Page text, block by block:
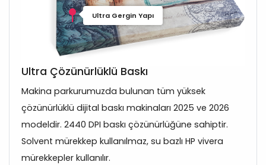
Ultra Gergin Yapı
Ultra Çözünürlüklü Baskı
Makina parkurumuzda bulunan tüm yüksek
çözünürlüklü dijital baskı makinaları 2025 ve 2026
modeldir. 2440 DPI baskı çözünürlüğüne sahiptir.
Solvent mürekkep kullanılmaz, su bazlı HP vivera
mürekkepler kullanılır.